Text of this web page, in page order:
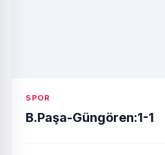
SPOR
B.Paşa-Güngören:1-1